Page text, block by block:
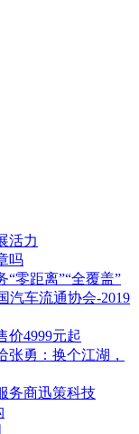
活力
吗
零距离”“全覆盖”
汽车流通协会-2019
价4999元起
勇：换个江湖，
务商迅策科技